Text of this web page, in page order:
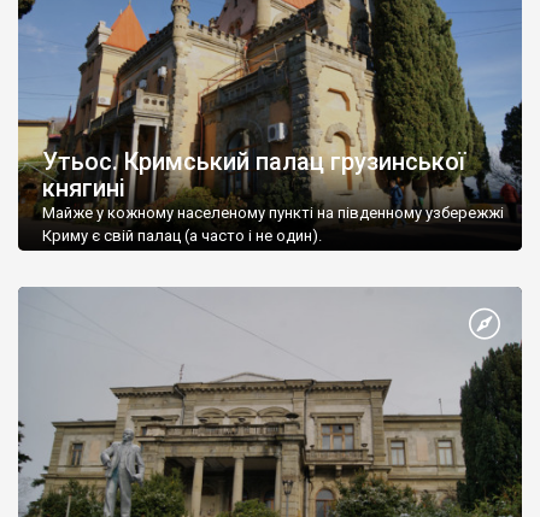
Утьос. Кримський палац грузинської
княгині
Майже у кожному населеному пункті на південному узбережжі
Криму є свій палац (а часто і не один).